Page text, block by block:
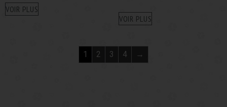
VOIR PLUS
VOIR PLUS
1 2 3 4 →